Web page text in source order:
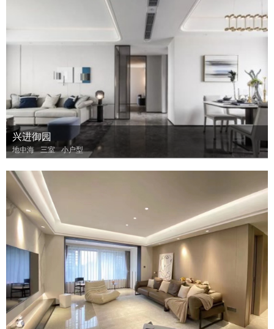
兴进御园
地中海 三室 小户型